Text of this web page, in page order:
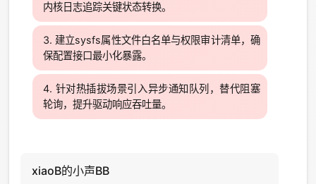
内核日志追踪关键状态转换。
建立sysfs属性文件白名单与权限审计清单，确
保配置接口最小化暴露。
针对热插拔场景引入异步通知队列，替代阻塞
轮询，提升驱动响应吞吐量。
xiaoB的小声BB